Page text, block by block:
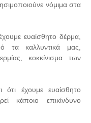
νόμιμα στα
ευαίσθητο δέρμα,
τα καλλυντικά μας,
κοκκίνισμα των
ότι έχουμε ευαίσθητο
κάποιο επικίνδυνο